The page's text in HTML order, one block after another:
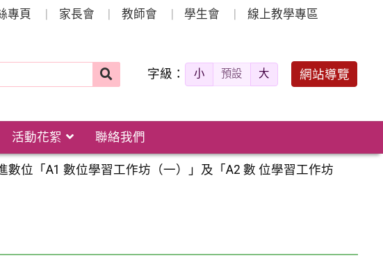
專頁 家長會 教師會 學生會 線上教學專區
字級： 小 預設 大 網站導覽
活動花絮 聯絡我們
位「A1 數位學習工作坊（一）」及「A2 數 位學習工作坊